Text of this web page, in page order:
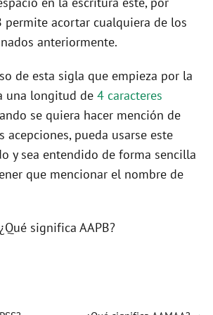
permite acortar cualquiera de los
anteriormente.
de esta sigla que empieza por la
una longitud de 4 caracteres
se quiera hacer mención de
acepciones, pueda usarse este
y sea entendido de forma sencilla
que mencionar el nombre de